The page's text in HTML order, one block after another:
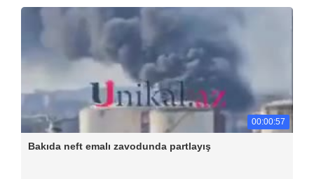
00:00:57
Bakıda neft emalı zavodunda partlayış